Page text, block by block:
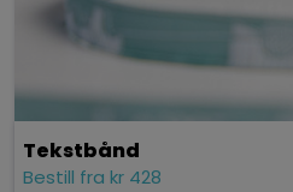
Tekst­bånd
Bestill fra kr 428